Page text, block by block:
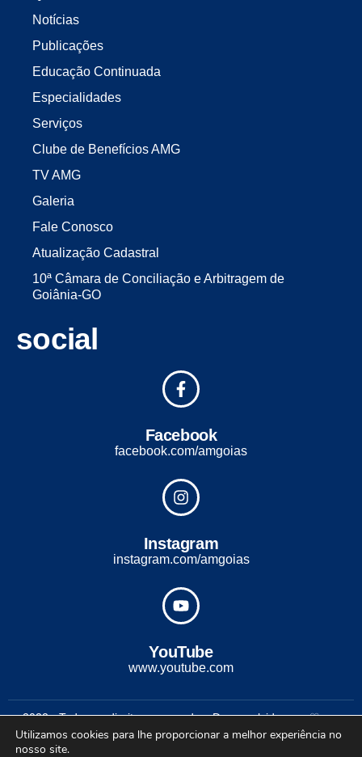
Notícias
Publicações
Educação Continuada
Especialidades
Serviços
Clube de Benefícios AMG
TV AMG
Galeria
Fale Conosco
Atualização Cadastral
10ª Câmara de Conciliação e Arbitragem de
Goiânia-GO
social
Facebook
facebook.com/amgoias
Instagram
instagram.com/amgoias
YouTube
www.youtube.com
2022 - Todos os direitos reservados. Desenvolvido com ♡ por
Conexão Soluções Corporativas
Utilizamos cookies para lhe proporcionar a melhor experiência no
nosso site.